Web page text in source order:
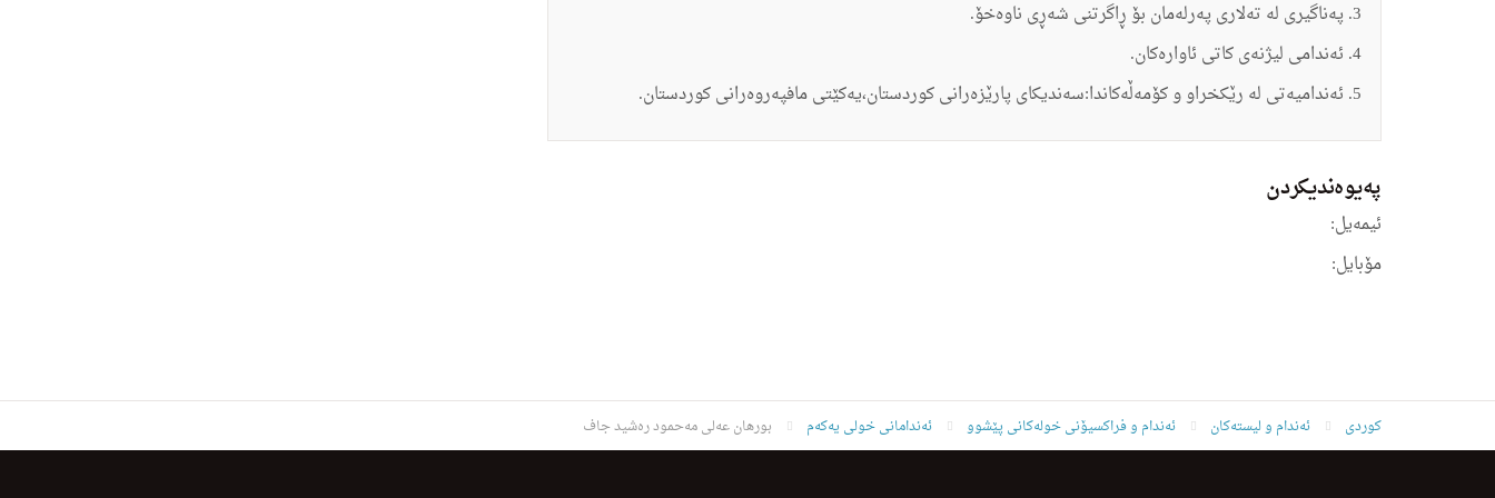
په‌ناگیرى له‌ ته‌لارى په‌رله‌مان بۆ ڕاگرتنى شه‌ڕى ناوه‌خۆ.
ئه‌ندامى لیژنه‌ى كاتى ئاواره‌كان.
ئەندامیەتی لە رێکخراو و کۆمەڵەکاندا:سەندیکای پارێزەرانی کوردستان،یەکێتی مافپەروەرانی کوردستان.
په‌یوه‌ندیكردن
ئیمه‌یل:
مۆبایل:
کوردی ئه‌ندام و لیسته‌كان ئەندام و فراکسیۆنی خولەکانی پێشوو ئەندامانی خولی یەکەم بورهان عه‌لى مەحمود ره‌شید جاف